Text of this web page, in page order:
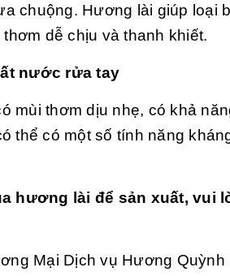
chuộng. Hương lài giúp loại
dễ chịu và thanh khiết.
nước rửa tay
mùi thơm dịu nhẹ, có khả
thể có một số tính năng
hương lài để sản xuất, vui
Mại Dịch vụ Hương Quỳnh